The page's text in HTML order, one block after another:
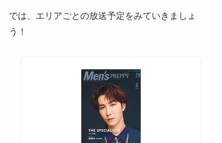
では、エリアごとの放送予定をみていきましょ
う！